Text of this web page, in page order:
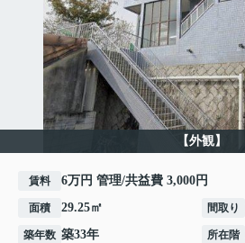
【外観】
賃料 6万円 管理/共益費 3,000円
面積 29.25㎡ 間取り
築年数 築33年 所在階